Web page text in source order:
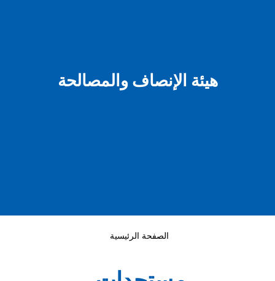
هيئة الإنصاف والمصالحة
الصفحة الرئيسية